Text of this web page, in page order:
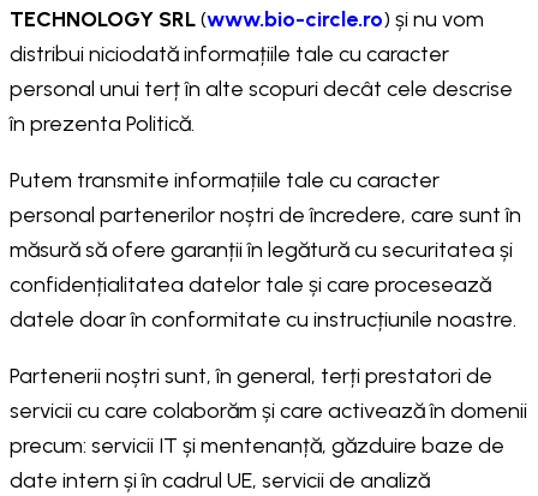
TECHNOLOGY SRL(www.bio-circle.ro) și nu vom
distribui niciodată informațiile tale cu caracter
personal unui terț în alte scopuri decât cele descrise
în prezenta Politică.
Putem transmite informațiile tale cu caracter
personal partenerilor noștri de încredere, care sunt în
măsură să ofere garanții în legătură cu securitatea și
confidențialitatea datelor tale și care procesează
datele doar în conformitate cu instrucțiunile noastre.
Partenerii noștri sunt, în general, terți prestatori de
servicii cu care colaborăm și care activează în domenii
precum: servicii IT și mentenanță, găzduire baze de
date intern și în cadrul UE, servicii de analiză